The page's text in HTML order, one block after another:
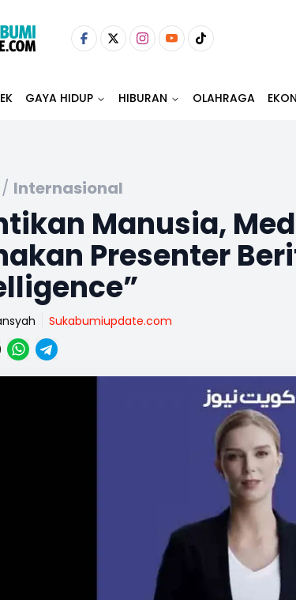
GAYA HIDUP HIBURAN OLAHRAGA
/ Internasional
Manusia,
Presenter
Sukabumiupdate.com